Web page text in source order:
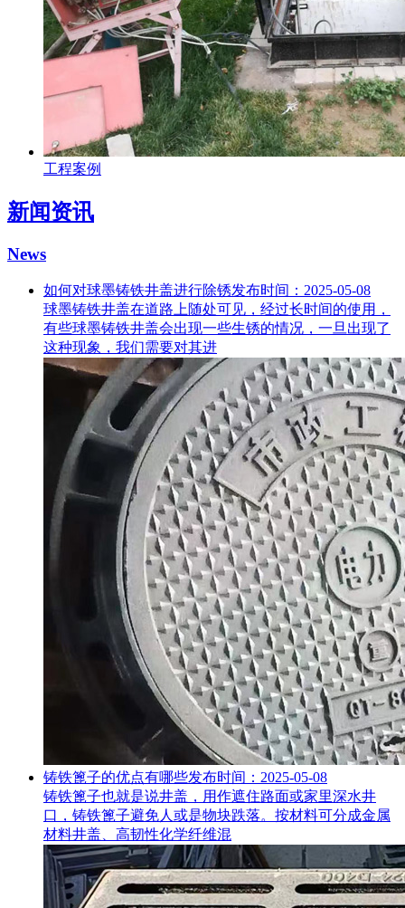
工程案例
新闻资讯
News
如何对球墨铸铁井盖进行除锈发布时间：2025-05-08
球墨铸铁井盖在道路上随处可见，经过长时间的使用，
有些球墨铸铁井盖会出现一些生锈的情况，一旦出现了
这种现象，我们需要对其进
铸铁篦子的优点有哪些发布时间：2025-05-08
铸铁篦子也就是说井盖，用作遮住路面或家里深水井
口，铸铁篦子避免人或是物块跌落。按材料可分成金属
材料井盖、高韧性化学纤维混